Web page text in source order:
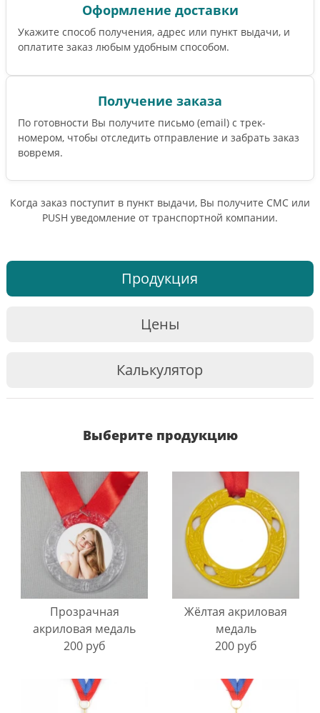
Оформление доставки
Укажите способ получения, адрес или пункт выдачи, и
оплатите заказ любым удобным способом.
Получение заказа
По готовности Вы получите письмо (email) c трек-
номером, чтобы отследить отправление и забрать заказ
вовремя.
Когда заказ поступит в пункт выдачи, Вы получите СМС или
PUSH уведомление от транспортной компании.
Продукция
Цены
Калькулятор
Выберите продукцию
Прозрачная
акриловая медаль
200 руб
Жёлтая акриловая
медаль
200 руб